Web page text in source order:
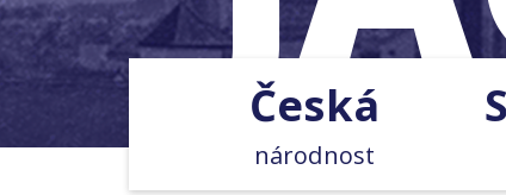
Česká
národnost